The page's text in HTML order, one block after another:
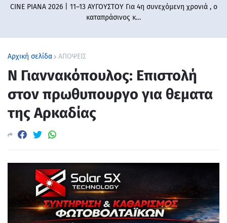
CINE PIANA 2026 | 11–13 ΑΥΓΟΥΣΤΟΥ Για 4η συνεχόμενη χρονιά , ο
καταπράσινος κ…
Αρχική σελίδα ΑΠΟΨΕΙΣ
Ν Γιαννακόπουλος: Επιστολή
στον πρωθυπουργο για θεματα
της Αρκαδίας